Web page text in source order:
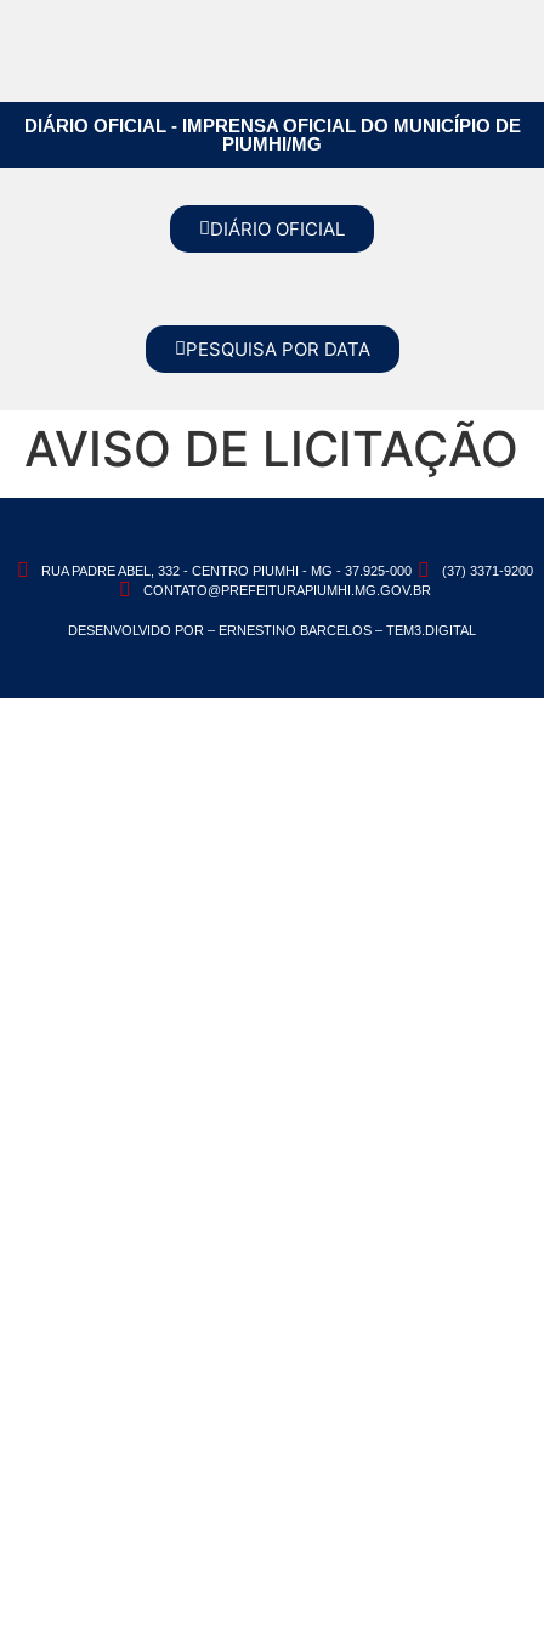
DIÁRIO OFICIAL - IMPRENSA OFICIAL DO MUNICÍPIO DE
PIUMHI/MG
DIÁRIO OFICIAL
PESQUISA POR DATA
AVISO DE LICITAÇÃO
RUA PADRE ABEL, 332 - CENTRO PIUMHI - MG - 37.925-000
(37) 3371-9200
CONTATO@PREFEITURAPIUMHI.MG.GOV.BR
DESENVOLVIDO POR – ERNESTINO BARCELOS – TEM3.DIGITAL